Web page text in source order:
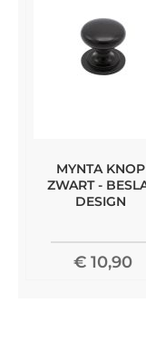
MYNTA
ZWART -
DESIGN
€ 10,90